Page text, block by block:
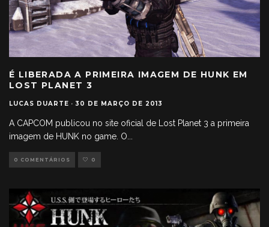
É LIBERADA A PRIMEIRA IMAGEM DE HUNK EM
LOST PLANET 3
LUCAS DUARTE · 30 DE MARÇO DE 2013
A CAPCOM publicou no site oficial de Lost Planet 3 a primeira
imagem de HUNK no game. O
0 COMENTÁRIOS 0